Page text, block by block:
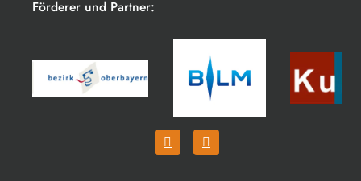
Förderer und Partner: